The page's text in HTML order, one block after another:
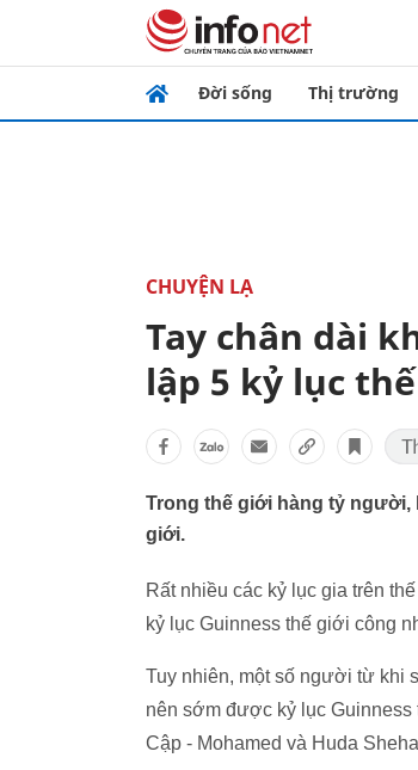
Đời sống Thị trường
CHUYỆN LẠ
Tay chân dài
lập 5 kỷ lục
Trong thế giới hàng tỷ người,
giới.
Rất nhiều các kỷ lục gia trên
kỷ lục Guinness thế giới công
Tuy nhiên, một số người từ khi
nên sớm được kỷ lục
Cập - Mohamed và Huda